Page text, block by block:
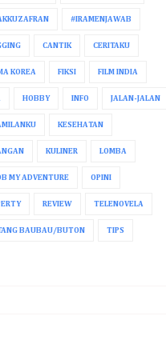
#IRAMENJAWAB
CANTIK CERITAKU
KOREA FIKSI FILM INDIA
HOBBY INFO JALAN-JALAN
KESEHATAN
KULINER LOMBA
MY ADVENTURE OPINI
REVIEW TELENOVELA
BAUBAU/BUTON TIPS